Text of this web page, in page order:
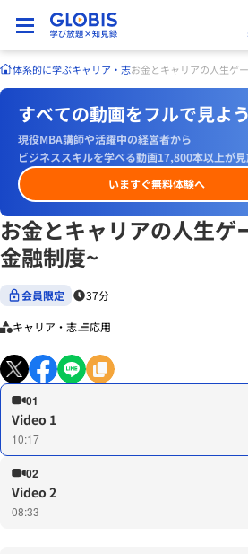
体系的に学ぶキャリア・志お金とキャリアの人生ゲ
すべての動画をフルで見よ
現役MBA講師や活躍中の経営者から
ビジネススキルを学べる動画17,800本以上が見
いますぐ無料体験へ
お金とキャリアの人生
金融制度~
会員限定 37分
キャリア・志 応用
01
Video 1
10:17
02
Video 2
08:33